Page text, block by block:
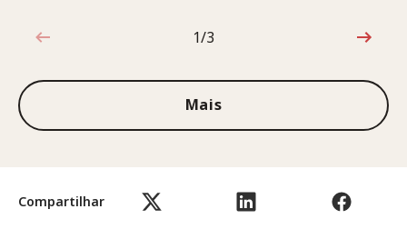
Compartilhar
1 de 3
1/3
Mais